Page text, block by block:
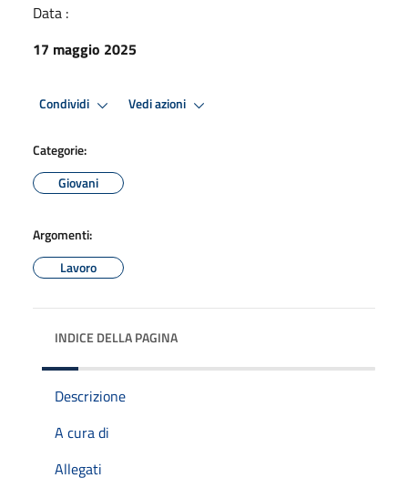
Data :
17 maggio 2025
Condividi Vedi azioni
Categorie:
Giovani
Argomenti:
Lavoro
INDICE DELLA PAGINA
Descrizione
A cura di
Allegati